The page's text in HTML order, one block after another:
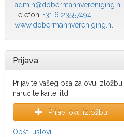
admin@dobermannvereniging.nl
Telefon: +31 6 23557494
www.dobermannvereniging.nl
Prijava
Prijavite vašeg psa za ovu izložbu,
naručite karte, itd.
Prijavi ovu izložbu
Opšti uslovi